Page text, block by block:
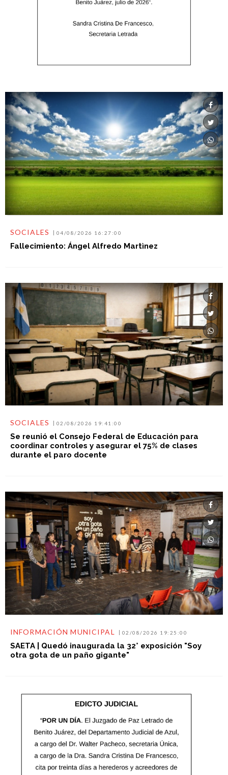
SOCIALES 04/08/2026 16:27:00
Fallecimiento: Ángel Alfredo Martìnez
SOCIALES 02/08/2026 19:41:00
Se reunió el Consejo Federal de Educación para
coordinar controles y asegurar el 75% de clases
durante el paro docente
INFORMACIÓN MUNICIPAL 02/08/2026 19:25:00
SAETA | Quedó inaugurada la 32° exposición "Soy
otra gota de un paño gigante"